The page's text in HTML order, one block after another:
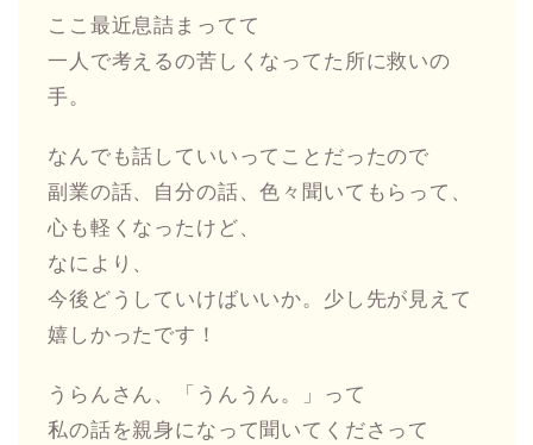
ここ最近息詰まってて
一人で考えるの苦しくなってた所に救いの
手。
なんでも話していいってことだったので
副業の話、自分の話、色々聞いてもらって、
心も軽くなったけど、
なにより、
今後どうしていけばいいか。少し先が見えて
嬉しかったです！
うらんさん、「うんうん。」って
私の話を親身になって聞いてくださって